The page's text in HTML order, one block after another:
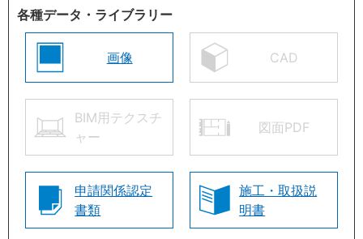
各種データ・ライブラリー
画像 CAD
BIM用テクスチ
ャー
図面PDF
申請関係認定
書類
施工・取扱説
明書